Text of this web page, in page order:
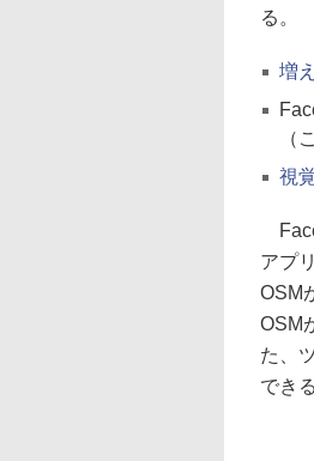
る。
増
（
視
アプ
OSM
OSM
た、
でき